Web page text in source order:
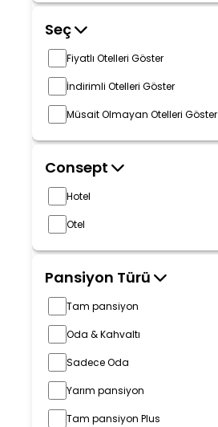
Seç
Fiyatlı Otelleri Göster
İndirimli Otelleri Göster
Müsait Olmayan Otelleri Göster
Consept
Hotel
Otel
Pansiyon Türü
Tam pansiyon
Oda & Kahvaltı
Sadece Oda
Yarım pansiyon
Tam pansiyon Plus